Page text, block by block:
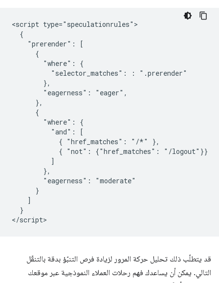
<script type="speculationrules">
  {
    "prerender": [
      {
        "where": {
          "selector_matches": : ".prerender"
        },
        "eagerness": "eager",
      },
      {
        "where": {
          "and": [
            { "href_matches": "/*" },
            { "not": {"href_matches": "/logout"}}
          ]
        },
        "eagerness": "moderate"
      }
    ]
  }
قد يتطلّب ذلك تحليل حركة المرور لزيادة فرص التنبّؤ بدقة بالتنقّل
التالي. يمكن أن يساعدك فهم رحلات العملاء النموذجية عبر موقعك